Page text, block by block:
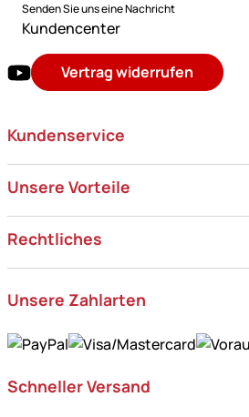
Senden Sie uns eine Nachricht
Kundencenter
Vertrag widerrufen
Kundenservice
Unsere Vorteile
Rechtliches
Unsere Zahlarten
Schneller Versand